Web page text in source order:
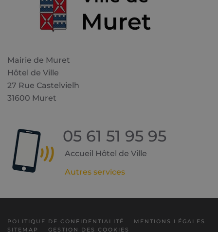
Mairie de Muret
Hôtel de Ville
27 Rue Castelvielh
31600 Muret
05 61 51 95 95
Accueil Hôtel de Ville
Autres services
POLITIQUE DE CONFIDENTIALITÉ
MENTIONS LÉGALES
SITEMAP
GESTION DES COOKIES